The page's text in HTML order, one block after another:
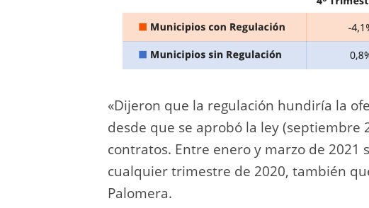
«Dijeron que la regulación hundiría la
desde que se aprobó la ley (septiembre
contratos. Entre enero y marzo de
cualquier trimestre de 2020, también
Palomera.